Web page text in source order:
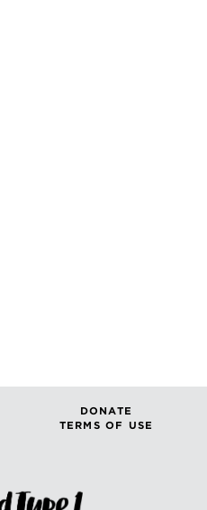
DONATE
TERMS OF USE